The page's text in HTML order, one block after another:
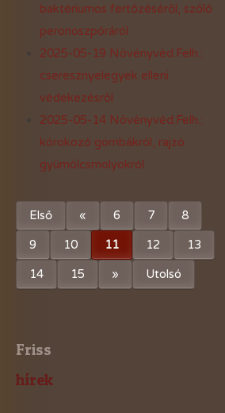
baktériumos fertőzéséről, szőlő
peronoszpóráról
2025-05-19 Növényvéd.Felh.:
cseresznyelegyek elleni
védekezésről
2025-05-14 Növényvéd.Felh.:
kórokozó gombákról, rajzó
gyümölcsmolyokról
Első « 6 7 8
9 10 11 12 13
14 15 » Utolsó
Friss
hírek